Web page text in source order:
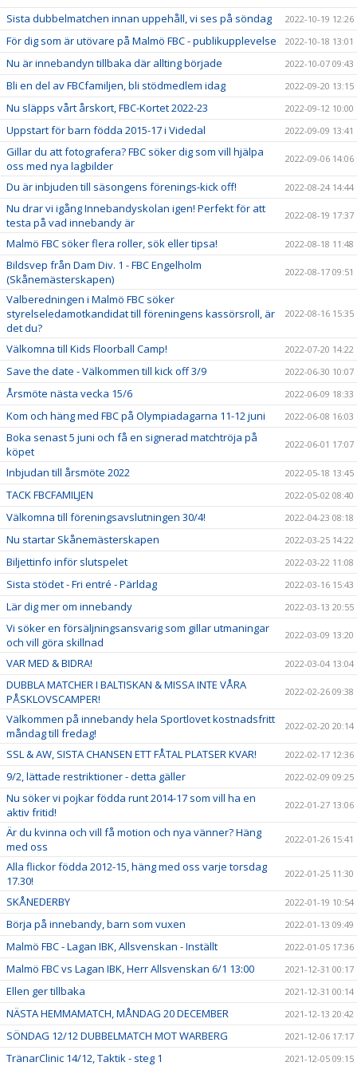
Sista dubbelmatchen innan uppehåll, vi ses på söndag 2022-10-19 12:26
För dig som är utövare på Malmö FBC - publikupplevelse 2022-10-18 13:01
Nu är innebandyn tillbaka där allting började 2022-10-07 09:43
Bli en del av FBCfamiljen, bli stödmedlem idag 2022-09-20 13:15
Nu släpps vårt årskort, FBC-Kortet 2022-23 2022-09-12 10:00
Uppstart för barn födda 2015-17 i Videdal 2022-09-09 13:41
Gillar du att fotografera? FBC söker dig som vill hjälpa
oss med nya lagbilder
2022-09-06 14:06
Du är inbjuden till säsongens förenings-kick off! 2022-08-24 14:44
Nu drar vi igång Innebandyskolan igen! Perfekt för att
testa på vad innebandy är
2022-08-19 17:37
Malmö FBC söker flera roller, sök eller tipsa! 2022-08-18 11:48
Bildsvep från Dam Div. 1 - FBC Engelholm
(Skånemästerskapen)
2022-08-17 09:51
Valberedningen i Malmö FBC söker
styrelseledamotkandidat till föreningens kassörsroll, är
det du?
2022-08-16 15:35
Välkomna till Kids Floorball Camp! 2022-07-20 14:22
Save the date - Välkommen till kick off 3/9 2022-06-30 10:07
Årsmöte nästa vecka 15/6 2022-06-09 18:33
Kom och häng med FBC på Olympiadagarna 11-12 juni 2022-06-08 16:03
Boka senast 5 juni och få en signerad matchtröja på
köpet
2022-06-01 17:07
Inbjudan till årsmöte 2022 2022-05-18 13:45
TACK FBCFAMILJEN 2022-05-02 08:40
Välkomna till föreningsavslutningen 30/4! 2022-04-23 08:18
Nu startar Skånemästerskapen 2022-03-25 14:22
Biljettinfo inför slutspelet 2022-03-22 11:08
Sista stödet - Fri entré - Pärldag 2022-03-16 15:43
Lär dig mer om innebandy 2022-03-13 20:55
Vi söker en försäljningsansvarig som gillar utmaningar
och vill göra skillnad
2022-03-09 13:20
VAR MED & BIDRA! 2022-03-04 13:04
DUBBLA MATCHER I BALTISKAN & MISSA INTE VÅRA
PÅSKLOVSCAMPER!
2022-02-26 09:38
Välkommen på innebandy hela Sportlovet kostnadsfritt
måndag till fredag!
2022-02-20 20:14
SSL & AW, SISTA CHANSEN ETT FÅTAL PLATSER KVAR! 2022-02-17 12:36
9/2, lättade restriktioner - detta gäller 2022-02-09 09:25
Nu söker vi pojkar födda runt 2014-17 som vill ha en
aktiv fritid!
2022-01-27 13:06
Är du kvinna och vill få motion och nya vänner? Häng
med oss
2022-01-26 15:41
Alla flickor födda 2012-15, häng med oss varje torsdag
17.30!
2022-01-25 11:30
SKÅNEDERBY 2022-01-19 10:54
Börja på innebandy, barn som vuxen 2022-01-13 09:49
Malmö FBC - Lagan IBK, Allsvenskan - Inställt 2022-01-05 17:36
Malmö FBC vs Lagan IBK, Herr Allsvenskan 6/1 13:00 2021-12-31 00:17
Ellen ger tillbaka 2021-12-31 00:14
NÄSTA HEMMAMATCH, MÅNDAG 20 DECEMBER 2021-12-13 20:42
SÖNDAG 12/12 DUBBELMATCH MOT WARBERG 2021-12-06 17:17
TränarClinic 14/12, Taktik - steg 1 2021-12-05 09:15